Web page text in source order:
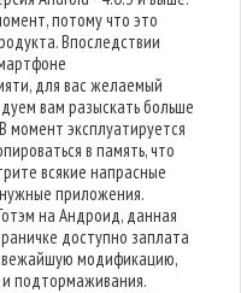
потому что это
Впоследствии
для вас желаемый
вам разыскать больше
момент эксплуатируется
в память, что
всякие напрасные
приложения.
на Андроид, данная
доступно заплата
модификацию,
подтормаживания.